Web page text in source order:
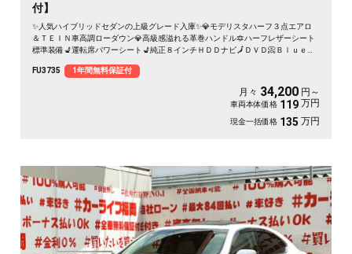
付】
✨人気ハイブリッドセダンの上級グレード入庫✨💎モデリスタハーフ３点エアロ
＆ＴＥＩＮ車高調ローダウン💎高級感溢れる革巻ハンドル🔯ハーフレザーシート
標準装備💺運転席パワーシート💺純正８インチＨＤＤナビ🗾ＤＶＤ📀Ｂｌｕｅｔ
ル機能で長距離も楽々運転🔰文句無しの燃費性能💨・カタログ燃費ＪＣ０８モー
ド🍂３０．２ｋｍ／Ｌ✨デュアルマフラー装着済で重低音も楽しめる📢🌈
FU3735 1年間無料保証付
月々 34,200 円～
車両本体価格 119 万円
現金一括価格 135 万円